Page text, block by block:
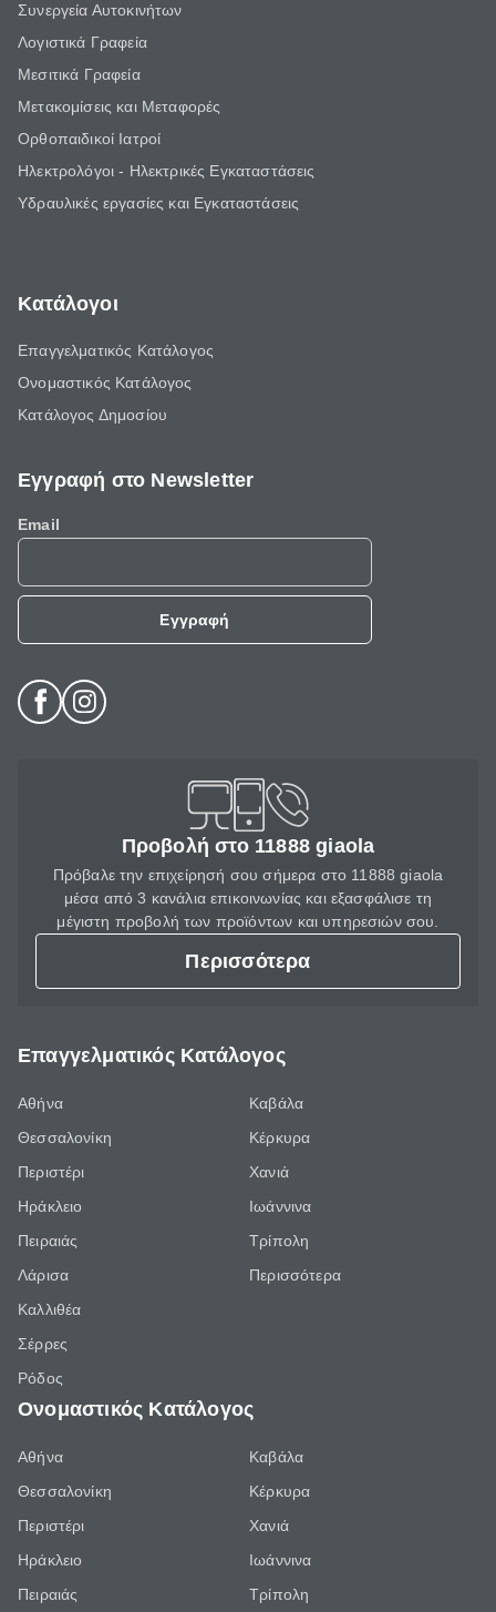
Συνεργεία Αυτοκινήτων
Λογιστικά Γραφεία
Μεσιτικά Γραφεία
Μετακομίσεις και Μεταφορές
Ορθοπαιδικοί Ιατροί
Ηλεκτρολόγοι - Ηλεκτρικές Εγκαταστάσεις
Υδραυλικές εργασίες και Εγκαταστάσεις
Κατάλογοι
Επαγγελματικός Κατάλογος
Ονομαστικός Κατάλογος
Κατάλογος Δημοσίου
Εγγραφή στο Newsletter
Email
Εγγραφή
Προβολή στο 11888 giaola
Πρόβαλε την επιχείρησή σου σήμερα στο 11888 giaola
μέσα από 3 κανάλια επικοινωνίας και εξασφάλισε τη
μέγιστη προβολή των προϊόντων και υπηρεσιών σου.
Περισσότερα
Επαγγελματικός Κατάλογος
Αθήνα
Θεσσαλονίκη
Περιστέρι
Ηράκλειο
Πειραιάς
Λάρισα
Καλλιθέα
Σέρρες
Ρόδος
Καβάλα
Κέρκυρα
Χανιά
Ιωάννινα
Τρίπολη
Περισσότερα
Ονομαστικός Κατάλογος
Αθήνα
Θεσσαλονίκη
Περιστέρι
Ηράκλειο
Πειραιάς
Καβάλα
Κέρκυρα
Χανιά
Ιωάννινα
Τρίπολη